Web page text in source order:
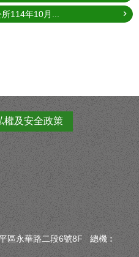
114年10月...
權及安全政策
區永華路二段6號8F 總機︰